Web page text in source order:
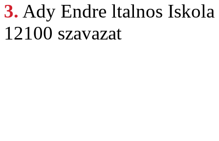
3. Ady Endre ltalnos
12100 szavazat